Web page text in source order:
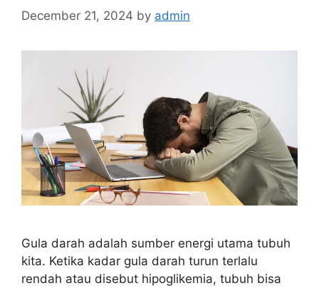
December 21, 2024 by admin
Gula darah adalah sumber energi utama tubuh
kita. Ketika kadar gula darah turun terlalu
rendah atau disebut hipoglikemia, tubuh bisa